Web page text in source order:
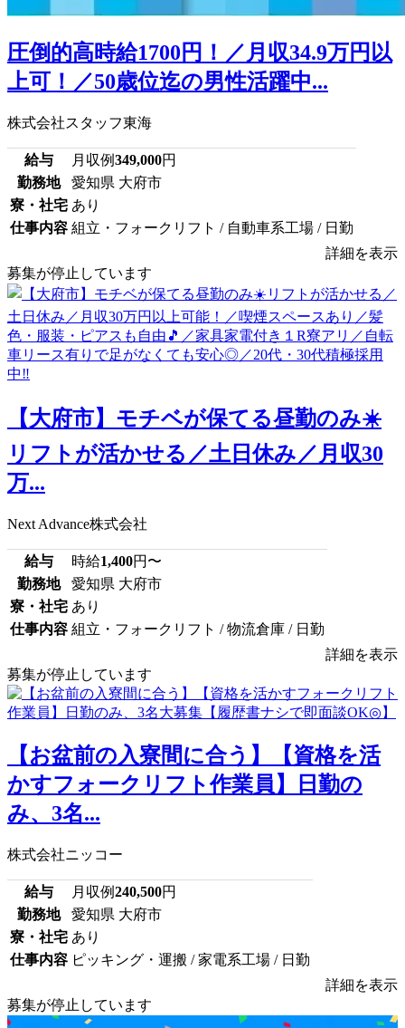
圧倒的高時給1700円！／月収34.9万円以
上可！／50歳位迄の男性活躍中...
株式会社スタッフ東海
給与 月収例349,000円
勤務地
愛知県 大府市
寮・社宅 あり
仕事内容 組立・フォークリフト / 自動車系工場 / 日勤
詳細を表示
募集が停止しています
【大府市】モチベが保てる昼勤のみ☀️
リフトが活かせる／土日休み／月収30
万...
Next Advance株式会社
給与 時給1,400円〜
勤務地
愛知県 大府市
寮・社宅 あり
仕事内容 組立・フォークリフト / 物流倉庫 / 日勤
詳細を表示
募集が停止しています
【お盆前の入寮間に合う】【資格を活
かすフォークリフト作業員】日勤の
み、3名...
株式会社ニッコー
給与 月収例240,500円
勤務地
愛知県 大府市
寮・社宅 あり
仕事内容 ピッキング・運搬 / 家電系工場 / 日勤
詳細を表示
募集が停止しています